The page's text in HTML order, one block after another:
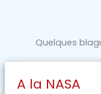
Quelques
A la NASA